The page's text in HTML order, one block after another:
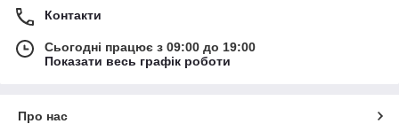
Контакти
Сьогодні працює з 09:00 до 19:00
Показати весь графік роботи
Про нас